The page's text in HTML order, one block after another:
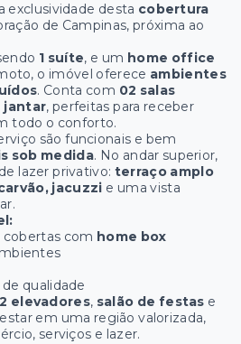
exclusividade desta cobertura
de Campinas, próxima ao
1 suíte, e um home office
o imóvel oferece ambientes
. Conta com 02 salas
jantar, perfeitas para receber
todo o conforto.
são funcionais e bem
sob medida. No andar superior,
lazer privativo: terraço amplo
jacuzzi e uma vista
cobertas com home box
de qualidade
2 elevadores, salão de festas e
em uma região valorizada,
serviços e lazer.